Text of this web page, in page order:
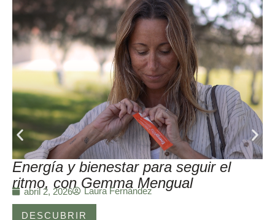
Energía y bienestar para seguir el
ritmo, con Gemma Mengual
abril 2, 2026 Laura Fernández
DESCUBRIR